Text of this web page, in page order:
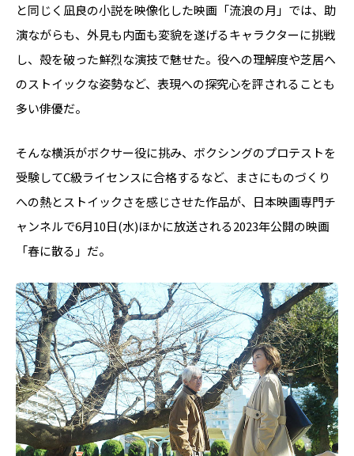
と同じく凪良の小説を映像化した映画「流浪の月」では、助
演ながらも、外見も内面も変貌を遂げるキャラクターに挑戦
し、殻を破った鮮烈な演技で魅せた。役への理解度や芝居へ
のストイックな姿勢など、表現への探究心を評されることも
多い俳優だ。
そんな横浜がボクサー役に挑み、ボクシングのプロテストを
受験してC級ライセンスに合格するなど、まさにものづくり
への熱とストイックさを感じさせた作品が、日本映画専門チ
ャンネルで6月10日(水)ほかに放送される2023年公開の映画
「春に散る」だ。